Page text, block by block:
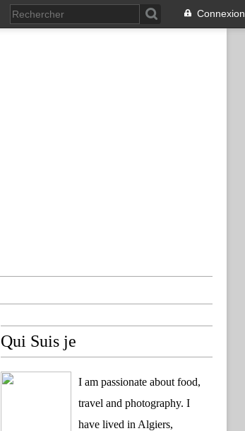
Connexion
Qui Suis je
I am passionate about food,
travel and photography. I
have lived in Algiers,